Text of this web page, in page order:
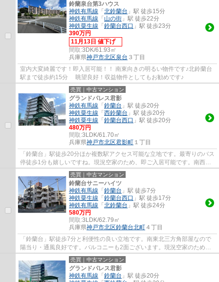
鈴蘭泉台第3ハウス
神鉄有馬線 「 北鈴蘭台 」駅 徒歩15分
神鉄有馬線 「 山の街 」駅 徒歩22分
神鉄粟生線 「 鈴蘭台西口 」駅 徒歩23分
390万円
11月13日 値下げ
間取:3DK/61.93㎡
兵庫県神戸市北区泉台 ３丁目
室内大変綺麗です！即入居可能！！ 南東向きの明るい物件です♪北鈴蘭台
駅まで徒歩約15分 眺望良好！収益物件としてもお勧めです♪
売買｜中古マンション
グランドパレス君影
神鉄有馬線 「 鈴蘭台 」駅 徒歩20分
神鉄粟生線 「 西鈴蘭台 」駅 徒歩20分
神鉄粟生線 「 鈴蘭台西口 」駅 徒歩20分
480万円
間取:3LDK/61.70㎡
兵庫県神戸市北区君影町 １丁目
「鈴蘭台」駅徒歩20分ほか複数駅アクセス可能な立地です。最寄りのバス
停徒歩1分も嬉しいですね。現況空家のため、即ご入居可能です。南西向
きバルコニーで陽当り・通風良好です。君影...
売買｜中古マンション
鈴蘭台サニーハイツ
神鉄有馬線 「 鈴蘭台 」駅 徒歩7分
神鉄粟生線 「 鈴蘭台西口 」駅 徒歩17分
神鉄有馬線 「 北鈴蘭台 」駅 徒歩24分
580万円
間取:3LDK/62.79㎡
兵庫県神戸市北区鈴蘭台北町 ４丁目
「鈴蘭台」駅徒歩7分と利便性の良い立地です。南東北三方角部屋なので
陽当り・通風良好です。バルコニーも2面ございます。現況空家のため、
即ご案内可能です。近隣に商業施設多数ござ...
売買｜中古マンション
グランドパレス君影
神鉄有馬線 「 鈴蘭台 」駅 徒歩20分